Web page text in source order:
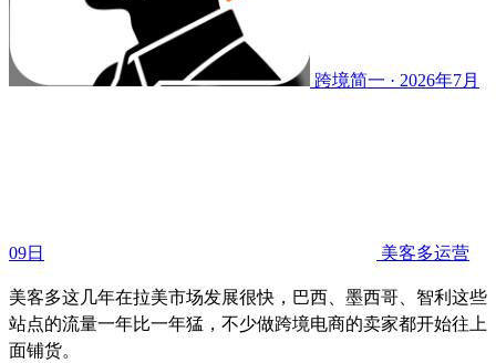
跨境简一 · 2026年7月
09日 美客多运营
美客多这几年在拉美市场发展很快，巴西、墨西哥、智利这些
站点的流量一年比一年猛，不少做跨境电商的卖家都开始往上
面铺货。